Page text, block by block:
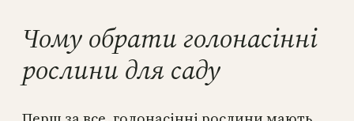
Чому обрати голонасінні
рослини для саду